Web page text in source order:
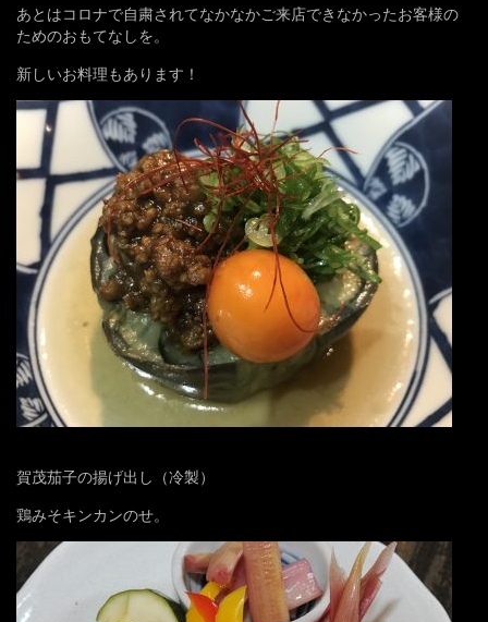
あとはコロナで自粛されてなかなかご来店できなかったお客様の
ためのおもてなしを。
新しいお料理もあります！
賀茂茄子の揚げ出し（冷製）
鶏みそキンカンのせ。